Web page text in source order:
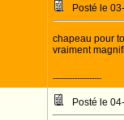
Posté le
chapeau pour
vraiment
--------------------
Posté le